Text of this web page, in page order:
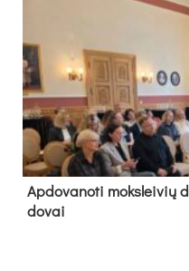
Ap­do­va­no­ti moks­lei­vių
do­vai